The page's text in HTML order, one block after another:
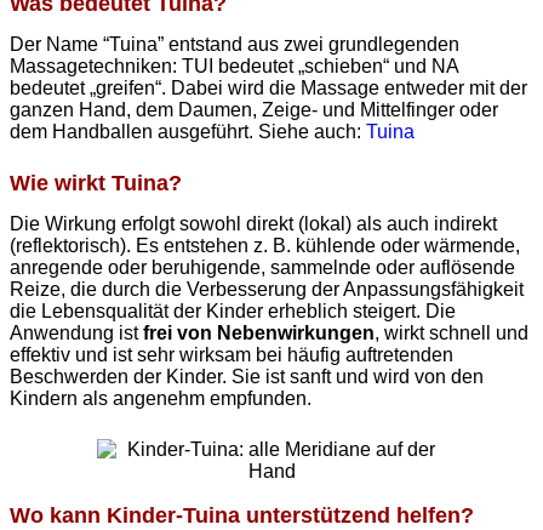
Der Name “Tuina” entstand aus zwei grundlegenden
Massagetechniken: TUI bedeutet „schieben“ und NA
bedeutet „greifen“. Dabei wird die Massage entweder mit der
ganzen Hand, dem Daumen, Zeige- und Mittelfinger oder
dem Handballen ausgeführt. Siehe auch: Tuina
Wie wirkt Tuina?
Die Wirkung erfolgt sowohl direkt (lokal) als auch indirekt
(reflektorisch). Es entstehen z. B. kühlende oder wärmende,
anregende oder beruhigende, sammelnde oder auflösende
Reize, die durch die Verbesserung der Anpassungsfähigkeit
die Lebensqualität der Kinder erheblich steigert. Die
Anwendung istfrei von Nebenwirkungen, wirkt schnell und
effektiv und ist sehr wirksam bei häufig auftretenden
Beschwerden der Kinder. Sie ist sanft und wird von den
Kindern als angenehm empfunden.
Wo kann Kinder-Tuina unterstützend helfen?